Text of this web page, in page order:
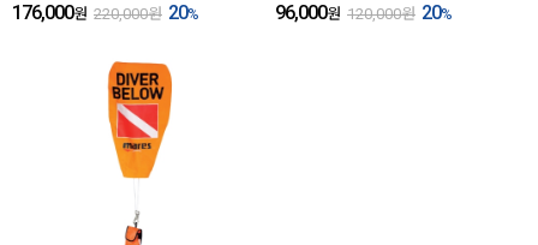
176,000원 220,000원 20% 96,000원 120,000원 20%